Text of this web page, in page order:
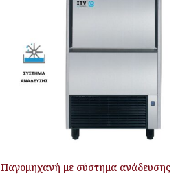
Παγομηχανή με σύστημα ανάδευσης